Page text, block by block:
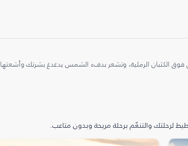
الكثبان الرملية، وتشعر بدفء الشمس يدغدغ بشرتك وأشعتها
لرحلتك والتنعّم برحلة مريحة وبدون متاعب.